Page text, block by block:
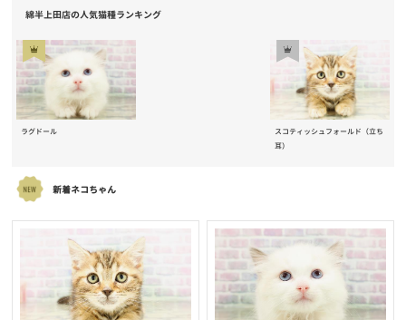
綿半上田店の人気猫種ランキング
ラグドール
スコティッシュフォールド（立ち
耳）
新着ネコちゃん